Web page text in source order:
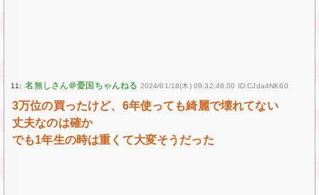
11: 2024/01/18(木) 09:32:48.00 ID:CJda4NK60
3万位の買ったけど、6年使っても綺麗で壊れてない
丈夫なのは確か
でも1年生の時は重くて大変そうだった